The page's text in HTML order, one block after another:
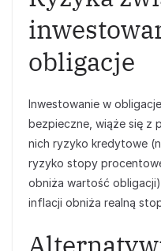
obligacje
Inwestowanie w
bezpieczne, wiąże się z
nich ryzyko kredytowe
ryzyko stopy
obniża wartość
inflacji obniża realną